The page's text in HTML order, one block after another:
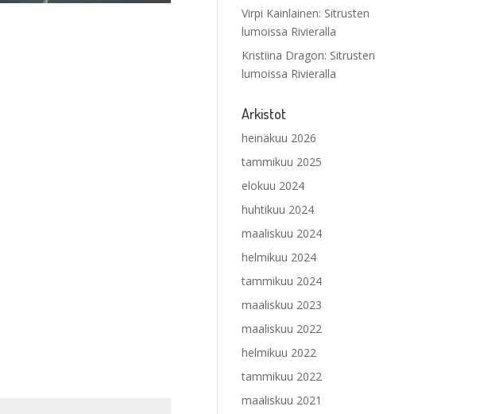
Virpi Kainlainen: Sitrusten
lumoissa Rivieralla
Kristiina Dragon: Sitrusten
lumoissa Rivieralla
Arkistot
heinäkuu 2026
tammikuu 2025
elokuu 2024
huhtikuu 2024
maaliskuu 2024
helmikuu 2024
tammikuu 2024
maaliskuu 2023
maaliskuu 2022
helmikuu 2022
tammikuu 2022
maaliskuu 2021